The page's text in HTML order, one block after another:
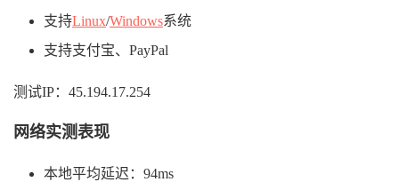
支持Linux/Windows系统
支持支付宝、PayPal
测试IP：45.194.17.254
网络实测表现
本地平均延迟：94ms